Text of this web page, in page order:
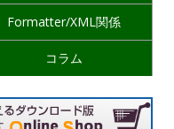
Formatter/XML関係
コラム